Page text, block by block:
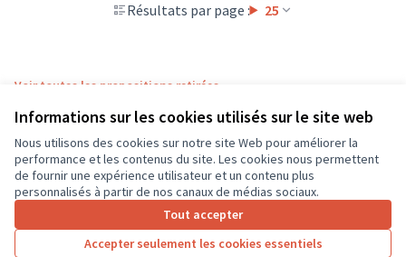
Informations sur les cookies utilisés sur le site web
Nous utilisons des cookies sur notre site Web pour améliorer la
performance et les contenus du site. Les cookies nous permettent
de fournir une expérience utilisateur et un contenu plus
personnalisés à partir de nos canaux de médias sociaux.
Tout accepter
Accepter seulement les cookies essentiels
Résultats par page : 25
Voir toutes les propositions retirées
Conditions d'utilisation
Paramètres des cookies
CD37 sur X
(Lien externe)
CD37 sur Facebook
CD37 sur Instagram
CD37 sur YouTube
(Lien externe)